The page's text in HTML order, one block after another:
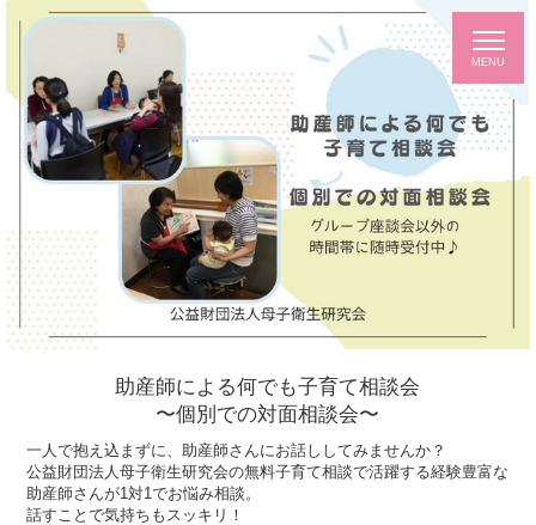
助産師による何でも子育て相談会
〜個別での対面相談会〜
一人で抱え込まずに、助産師さんにお話ししてみませんか？
公益財団法人母子衛生研究会の無料子育て相談で活躍する経験豊富な
助産師さんが1対1でお悩み相談。
話すことで気持ちもスッキリ！